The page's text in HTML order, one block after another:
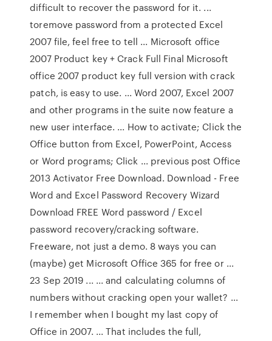
difficult to recover the password for it. ...
toremove password from a protected Excel
2007 file, feel free to tell ... Microsoft office
2007 Product key + Crack Full Final Microsoft
office 2007 product key full version with crack
patch, is easy to use. ... Word 2007, Excel 2007
and other programs in the suite now feature a
new user interface. ... How to activate; Click the
Office button from Excel, PowerPoint, Access
or Word programs; Click ... previous post Office
2013 Activator Free Download. Download - Free
Word and Excel Password Recovery Wizard
Download FREE Word password / Excel
password recovery/cracking software.
Freeware, not just a demo. 8 ways you can
(maybe) get Microsoft Office 365 for free or ...
23 Sep 2019 ... ... and calculating columns of
numbers without cracking open your wallet? ...
I remember when I bought my last copy of
Office in 2007. ... That includes the full,